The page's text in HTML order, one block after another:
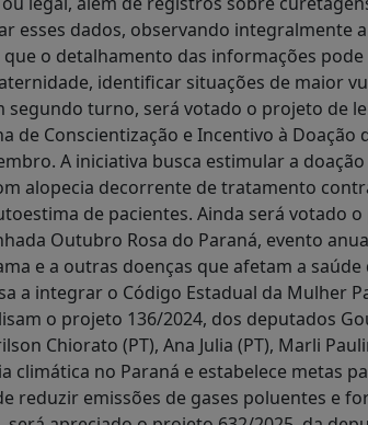
esses dados, observando integralmente
o detalhamento das informações
identificar situações de maior
segundo turno, será votado o projeto de
de Conscientização e Incentivo à Doação
A iniciativa busca estimular a
alopecia decorrente de tratamento
de pacientes. Ainda será votado
Outubro Rosa do Paraná, evento
e a outras doenças que afetam a
a integrar o Código Estadual da Mulher
o projeto 136/2024, dos deputados
Chiorato (PT), Ana Julia (PT), Marli
climática no Paraná e estabelece metas
reduzir emissões de gases poluentes e